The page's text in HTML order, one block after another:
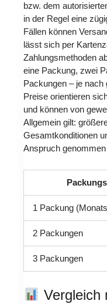
bzw. dem
in der Regel eine
Fällen können
lässt sich per
Zahlungsmethoden
eine Packung, zwei
Packungen – je
Preise orientieren
und können von
Allgemein gilt:
Gesamtkonditionen
Anspruch
1 Packung
2 Packungen
3 Packungen
Vergleich